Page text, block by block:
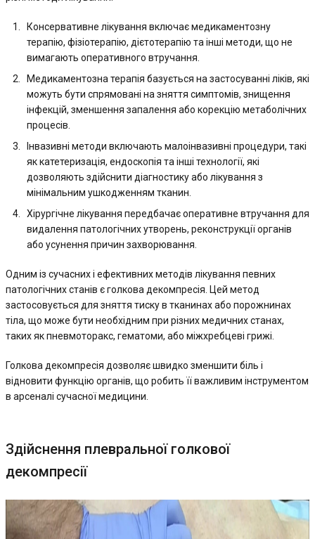
Консервативне лікування включає медикаментозну
терапію, фізіотерапію, дієтотерапію та інші методи, що не
вимагають оперативного втручання.
Медикаментозна терапія базується на застосуванні ліків, які
можуть бути спрямовані на зняття симптомів, знищення
інфекцій, зменшення запалення або корекцію метаболічних
процесів.
Інвазивні методи включають малоінвазивні процедури, такі
як катетеризація, ендоскопія та інші технології, які
дозволяють здійснити діагностику або лікування з
мінімальним ушкодженням тканин.
Хірургічне лікування передбачає оперативне втручання для
видалення патологічних утворень, реконструкції органів
або усунення причин захворювання.
Одним із сучасних і ефективних методів лікування певних
патологічних станів є голкова декомпресія. Цей метод
застосовується для зняття тиску в тканинах або порожнинах
тіла, що може бути необхідним при різних медичних станах,
таких як пневмоторакс, гематоми, або міжхребцеві грижі.
Голкова декомпресія дозволяє швидко зменшити біль і
відновити функцію органів, що робить її важливим інструментом
в арсеналі сучасної медицини.
Здійснення плевральної голкової
декомпресії